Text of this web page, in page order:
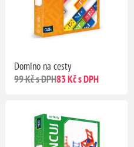
Domino na cesty
99 Kč s DPH83 Kč s DPH